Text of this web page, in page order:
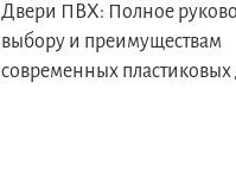
Двери ПВХ: Полное
выбору и преимуществам
современных пластиковых